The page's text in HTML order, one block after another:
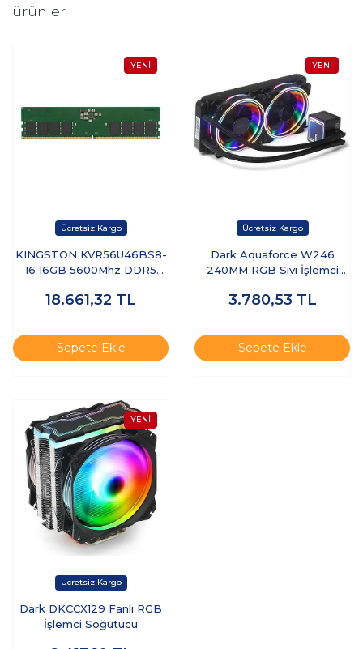
ürünler
KINGSTON KVR56U46BS8-
16 16GB 5600Mhz DDR5
18.661,32 TL
Sepete Ekle
Dark Aquaforce W246
240MM RGB Sıvı İşlemci
3.780,53 TL
Sepete Ekle
Dark DKCCX129 Fanlı RGB
İşlemci Soğutucu